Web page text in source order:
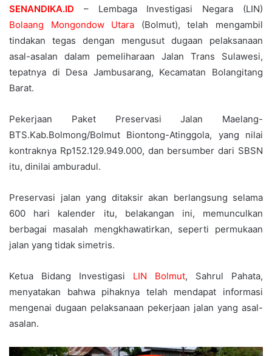
SENANDIKA.ID – Lembaga Investigasi Negara (LIN)
Bolaang Mongondow Utara (Bolmut), telah mengambil
tindakan tegas dengan mengusut dugaan pelaksanaan
asal-asalan dalam pemeliharaan Jalan Trans Sulawesi,
tepatnya di Desa Jambusarang, Kecamatan Bolangitang
Barat.
Pekerjaan Paket Preservasi Jalan Maelang-
BTS.Kab.Bolmong/Bolmut Biontong-Atinggola, yang nilai
kontraknya Rp152.129.949.000, dan bersumber dari SBSN
itu, dinilai amburadul.
Preservasi jalan yang ditaksir akan berlangsung selama
600 hari kalender itu, belakangan ini, memunculkan
berbagai masalah mengkhawatirkan, seperti permukaan
jalan yang tidak simetris.
Ketua Bidang Investigasi LIN Bolmut, Sahrul Pahata,
menyatakan bahwa pihaknya telah mendapat informasi
mengenai dugaan pelaksanaan pekerjaan jalan yang asal-
asalan.